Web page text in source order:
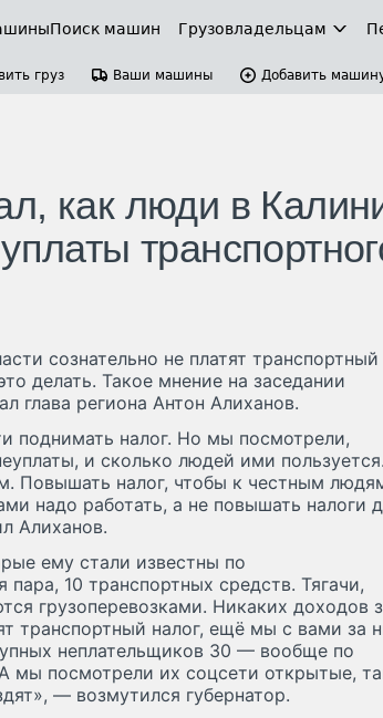
Поиск машин Грузовладельцам
груз Ваши машины Добавить
как люди в
сознательно не платят транспортный
делать. Такое мнение на заседании
глава региона Антон Алиханов.
поднимать налог. Но мы посмотрели,
и сколько людей ими пользуется.
Повышать налог, чтобы к честным
надо работать, а не повышать налоги
Алиханов.
ему стали известны по
10 транспортных средств. Тягачи,
грузоперевозками. Никаких доходов
транспортный налог, ещё мы с вами за
неплательщиков 30 — вообще по
мы посмотрели их соцсети открытые,
— возмутился губернатор.